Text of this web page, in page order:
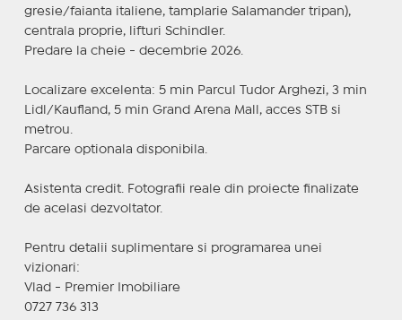
gresie/faianta italiene, tamplarie Salamander tripan),
centrala proprie, lifturi Schindler.
Predare la cheie - decembrie 2026.
Localizare excelenta: 5 min Parcul Tudor Arghezi, 3 min
Lidl/Kaufland, 5 min Grand Arena Mall, acces STB si
metrou.
Parcare optionala disponibila.
Asistenta credit. Fotografii reale din proiecte finalizate
de acelasi dezvoltator.
Pentru detalii suplimentare si programarea unei
vizionari:
Vlad - Premier Imobiliare
0727 736 313